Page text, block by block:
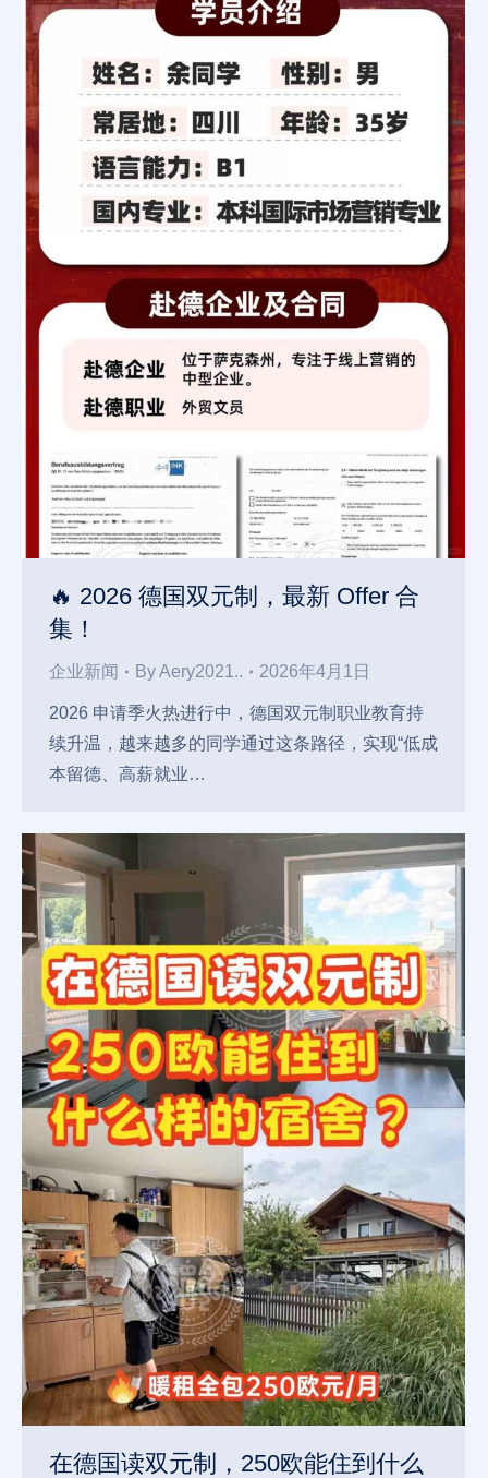
🔥 2026 德国双元制，最新 Offer 合
集！
企业新闻 ByAery2021.. 2026年4月1日
2026 申请季火热进行中，德国双元制职业教育持
续升温，越来越多的同学通过这条路径，实现“低成
本留德、高薪就业…
在德国读双元制，250欧能住到什么